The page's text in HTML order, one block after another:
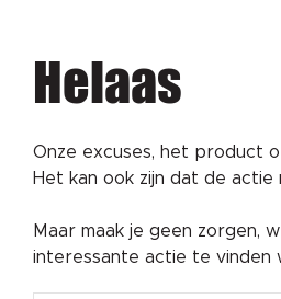
Helaas
Onze excuses, het product
Het kan ook zijn dat de actie
Maar maak je geen zorgen,
interessante actie te vinden